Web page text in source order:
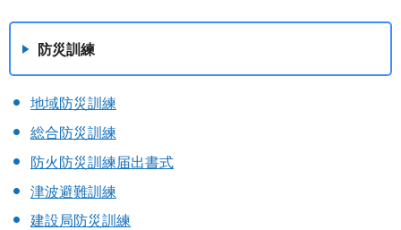
防災訓練
地域防災訓練
総合防災訓練
防火防災訓練届出書式
津波避難訓練
建設局防災訓練